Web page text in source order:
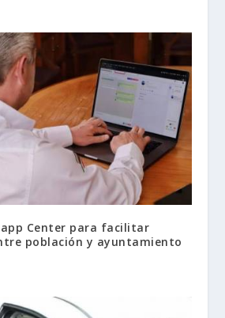
Center para facilitar
población y ayuntamiento